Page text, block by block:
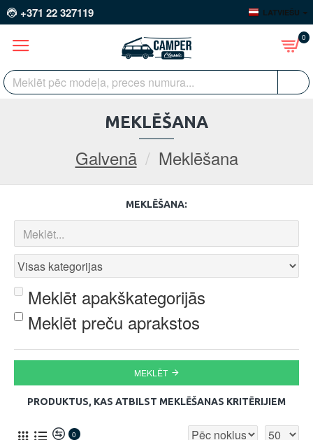
+371 22 327119 LATVIEŠU
0
Galvenā Meklēšana
MEKLĒŠANA
MEKLĒŠANA:
Meklēt apakškategorijās
Meklēt preču aprakstos
MEKLĒT
PRODUKTUS, KAS ATBILST MEKLĒŠANAS KRITĒRIJIEM
0